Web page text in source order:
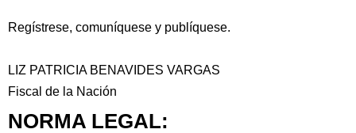
Regístrese, comuníquese y publíquese.
LIZ PATRICIA BENAVIDES VARGAS
Fiscal de la Nación
NORMA LEGAL: